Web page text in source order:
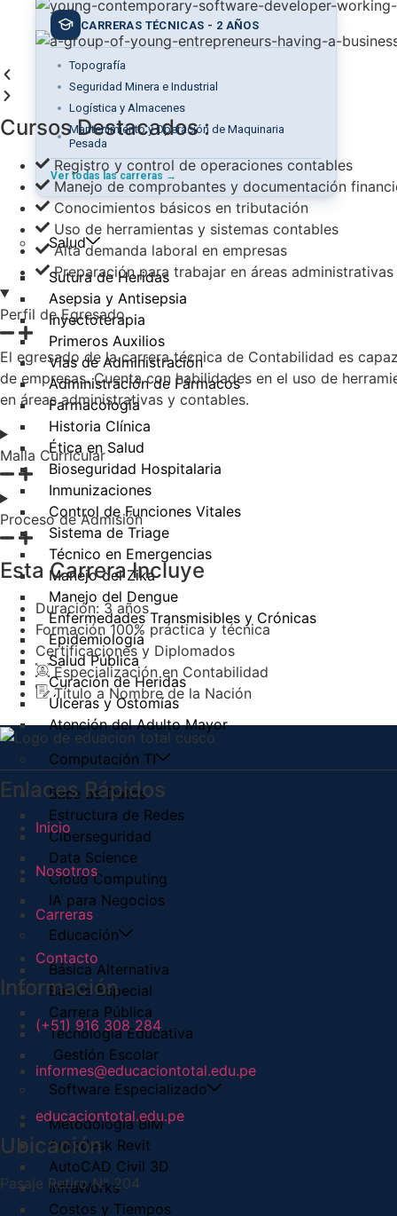
CARRERAS TÉCNICAS - 2 AÑOS
Topografía
Seguridad Minera e Industrial
Logística y Almacenes
Mantenimiento y Operación de Maquinaria
Pesada
Ver todas las carreras →
Cursos
Salud
Sutura de Heridas
Asepsia y Antisepsia
Inyectoterapia
Primeros Auxilios
Vías de Administración
Administración de Fármacos
Farmacología
Historia Clínica
Ética en Salud
Bioseguridad Hospitalaria
Inmunizaciones
Control de Funciones Vitales
Sistema de Triage
Técnico en Emergencias
Manejo del Zika
Manejo del Dengue
Enfermedades Transmisibles y Crónicas
Epidemiología
Salud Pública
Curación de Heridas
Úlceras y Ostomías
Atención del Adulto Mayor
Computación TI
Base de Datos
Estructura de Redes
Ciberseguridad
Data Science
Cloud Computing
IA para Negocios
Educación
Básica Alternativa
Básica Especial
Carrera Pública
Tecnología Educativa
Gestión Escolar
Software Especializado
Metodología BIM
Autodesk Revit
AutoCAD Civil 3D
InfraWorks
Costos y Tiempos
Cursos Destacados :
Registro y control de operaciones contables
Manejo de comprobantes y documentación
Conocimientos básicos en tributación
Uso de herramientas y sistemas contables
Alta demanda laboral en empresas
Preparación para trabajar en áreas
Perfil de Egresado
El egresado de la carrera técnica de Contabilidad es
de empresas. Cuenta con habilidades en el uso de
en áreas administrativas y contables.
Malla Curricular
Proceso de Admisión
Esta Carrera Incluye
Duración: 3 años
Formación 100% práctica y técnica
Certificaciones y Diplomados
Especialización en Contabilidad
Título a Nombre de la Nación
Enlaces Rápidos
Inicio
Nosotros
Carreras
Contacto
Información
(+51) 916 308 284
informes@educaciontotal.edu.pe
educaciontotal.edu.pe
Ubicación
Pasaje Retiro N° 204